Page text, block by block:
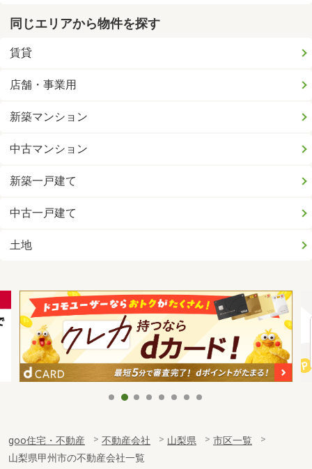
同じエリアから物件を探す
賃貸
店舗・事業用
新築マンション
中古マンション
新築一戸建て
中古一戸建て
土地
goo住宅・不動産 不動産会社 山梨県
市区一覧
山梨県甲州市の不動産会社一覧